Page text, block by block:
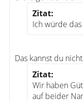
Zitat:
Ich würde
Das kannst du
Zitat:
Wir haben
auf beider